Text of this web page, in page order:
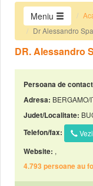
Meniu
Dr Alessandro
DR. Alessandro
Persoana de
Adresa: BERGAMO/
Judet/Localitate:
Telefon/fax:
Website: ,
4.793 persoane au